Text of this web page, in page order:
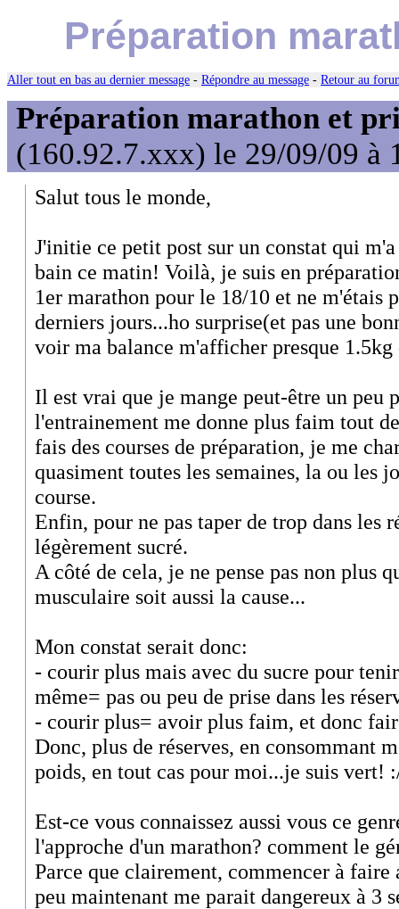
Préparation
Aller tout en bas au dernier message - Répondre au message - Retour au
Préparation marathon et
(160.92.7.xxx) le 29/09/09 à
Salut tous le monde,
J'initie ce petit post sur un constat qui
bain ce matin! Voilà, je suis en
1er marathon pour le 18/10 et ne m'étais
derniers jours...ho surprise(et pas une
voir ma balance m'afficher presque
Il est vrai que je mange peut-être un peu
l'entrainement me donne plus faim tout
fais des courses de préparation, je me
quasiment toutes les semaines, la ou les
course.
Enfin, pour ne pas taper de trop dans les
légèrement sucré.
A côté de cela, je ne pense pas non plus
musculaire soit aussi la cause...
Mon constat serait donc:
- courir plus mais avec du sucre pour
même= pas ou peu de prise dans les
- courir plus= avoir plus faim, et donc
Donc, plus de réserves, en consommant
poids, en tout cas pour moi...je suis vert!
Est-ce vous connaissez aussi vous ce
l'approche d'un marathon? comment le
Parce que clairement, commencer à
peu maintenant me parait dangereux à 3